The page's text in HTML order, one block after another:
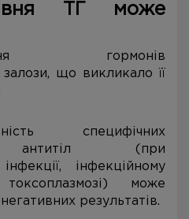
ТГ може
гормонів
що викликало її
специфічних
антитіл (при
інфекційному
може
результатів.